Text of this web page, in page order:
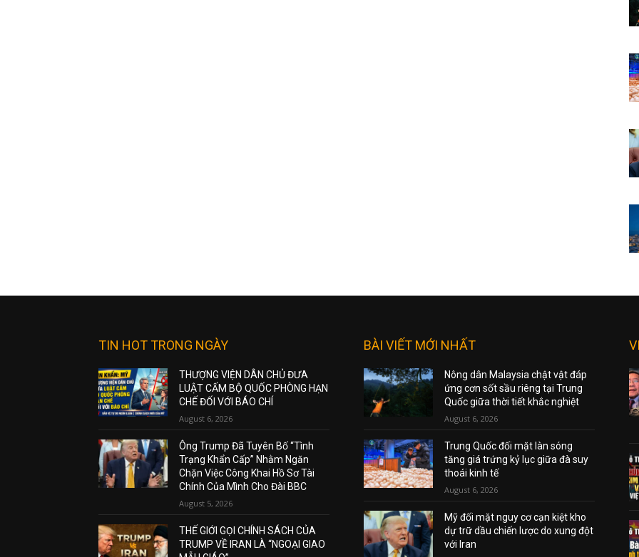
TIN HOT TRONG NGÀY
THƯỢNG VIỆN DÂN CHỦ ĐƯA
LUẬT CẤM BỘ QUỐC PHÒNG HẠN
CHẾ ĐỐI VỚI BÁO CHÍ
August 6, 2026
Ông Trump Đã Tuyên Bố “Tình
Trạng Khẩn Cấp” Nhằm Ngăn
Chặn Việc Công Khai Hồ Sơ Tài
Chính Của Mình Cho Đài BBC
August 5, 2026
THẾ GIỚI GỌI CHÍNH SÁCH CỦA
TRUMP VỀ IRAN LÀ “NGOẠI GIAO
BÀI VIẾT MỚI NHẤT
Nông dân Malaysia chật vật đáp
ứng cơn sốt sầu riêng tại Trung
Quốc giữa thời tiết khắc nghiệt
August 6, 2026
Trung Quốc đối mặt làn sóng
tăng giá trứng kỷ lục giữa đà suy
thoái kinh tế
August 6, 2026
Mỹ đối mặt nguy cơ cạn kiệt kho
dự trữ dầu chiến lược do xung đột
với Iran